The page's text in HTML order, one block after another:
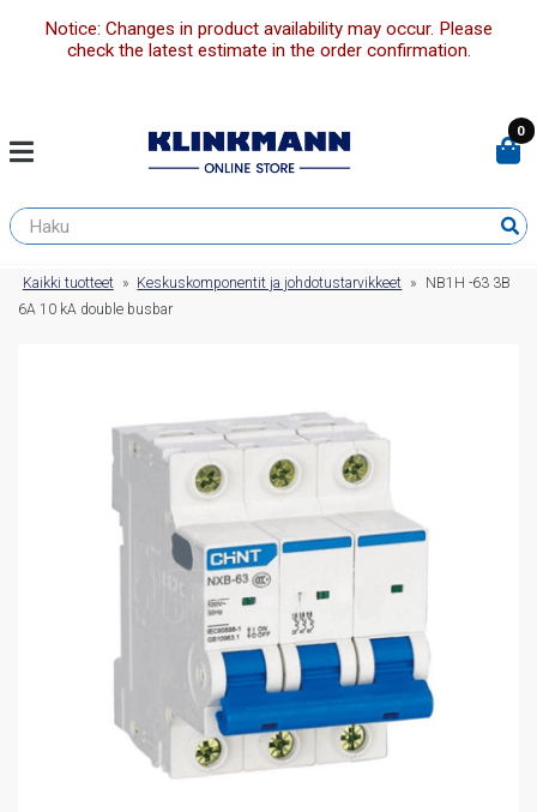
Notice: Changes in product availability may occur. Please
check the latest estimate in the order confirmation.
0
Kaikki tuotteet » Keskuskomponentit ja johdotustarvikkeet »
NB1H -63 3B
6A 10 kA double busbar